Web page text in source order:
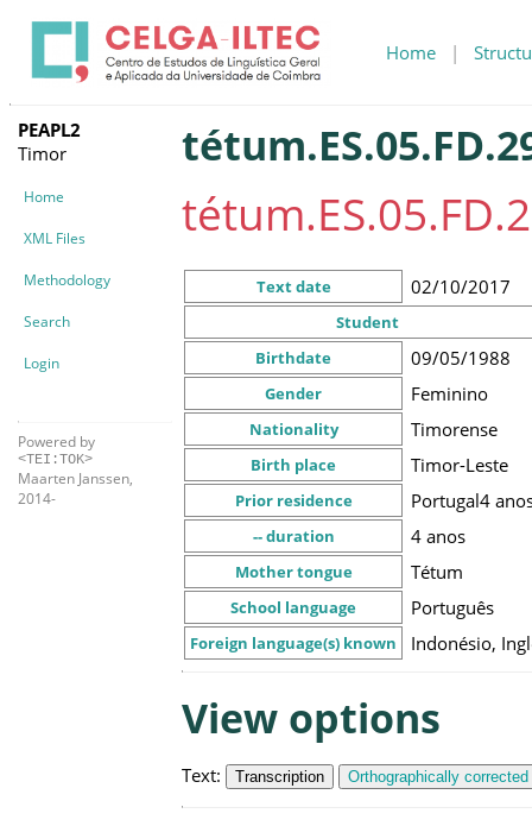
Home |
PEAPL2
Timor
Home
XML Files
Methodology
Search
Login
Powered by
<TEI:TOK>
Maarten Janssen,
2014-
Text date 02/10/2017
Student
Birthdate
09/05/1988
Gender Feminino
Nationality Timorense
Birth place Timor-Leste
Prior residence Portugal4
-- duration 4 anos
Mother tongue Tétum
School language Português
Foreign language(s) known Indonésio,
View options
Text: Transcription Orthographically